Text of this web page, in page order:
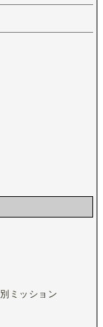
ミッション